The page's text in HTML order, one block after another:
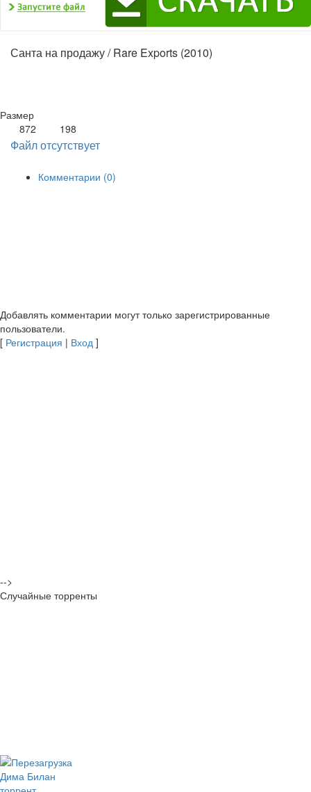
Санта на продажу / Rare Exports (2010)
Размер
872
198
Файл отсутствует
Комментарии (0)
Добавлять комментарии могут только зарегистрированные
пользователи.
[ Регистрация | Вход ]
-->
Случайные торренты